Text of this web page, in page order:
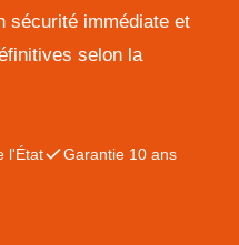
sécurité immédiate et
selon la
l'État Garantie 10 ans